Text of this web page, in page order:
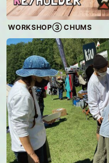
WORKSHOP③ CHUMS